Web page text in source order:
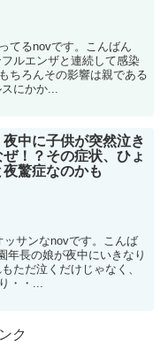
てるnovです。こんばん
ルエンザと連続して感染
ちろんその影響は親である
にかか...
夜中に子供が突然泣き
！？その症状、ひょ
驚症なのかも
サンなnovです。こんば
年長の娘が夜中にいきなり
ただ泣くだけじゃなく、
・・...
ク